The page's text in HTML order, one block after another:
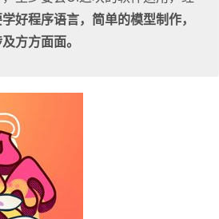
好程序语言，简单的模型制作，
方方面面。